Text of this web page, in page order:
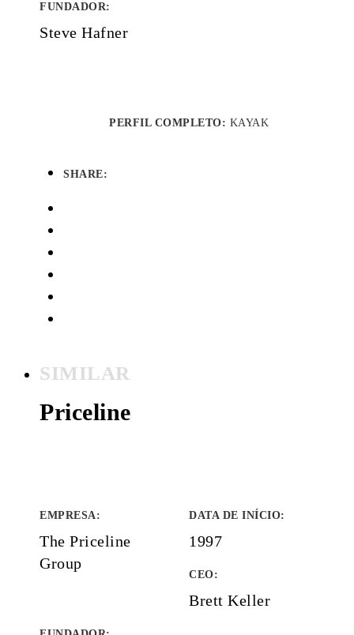
FUNDADOR:
Steve Hafner
PERFIL COMPLETO: KAYAK
SHARE:
SIMILAR
Priceline
EMPRESA:
The Priceline
Group
DATA DE INÍCIO:
1997
CEO:
Brett Keller